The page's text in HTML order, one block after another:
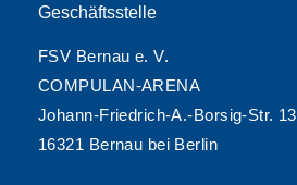
Geschäftsstelle
FSV Bernau e. V.
COMPULAN-ARENA
Johann-Friedrich-A.-Borsig-Str. 13
16321 Bernau bei Berlin